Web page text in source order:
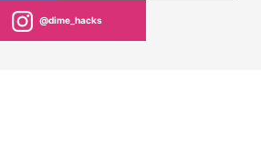
@dime_hacks